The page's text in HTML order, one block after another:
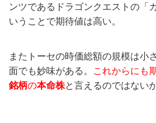
ンツであるドラゴンクエストの「
いうことで期待値は高い。
またトーセの時価総額の規模は小
面でも妙味がある。 これからにも
銘柄の本命株と言えるのではないか